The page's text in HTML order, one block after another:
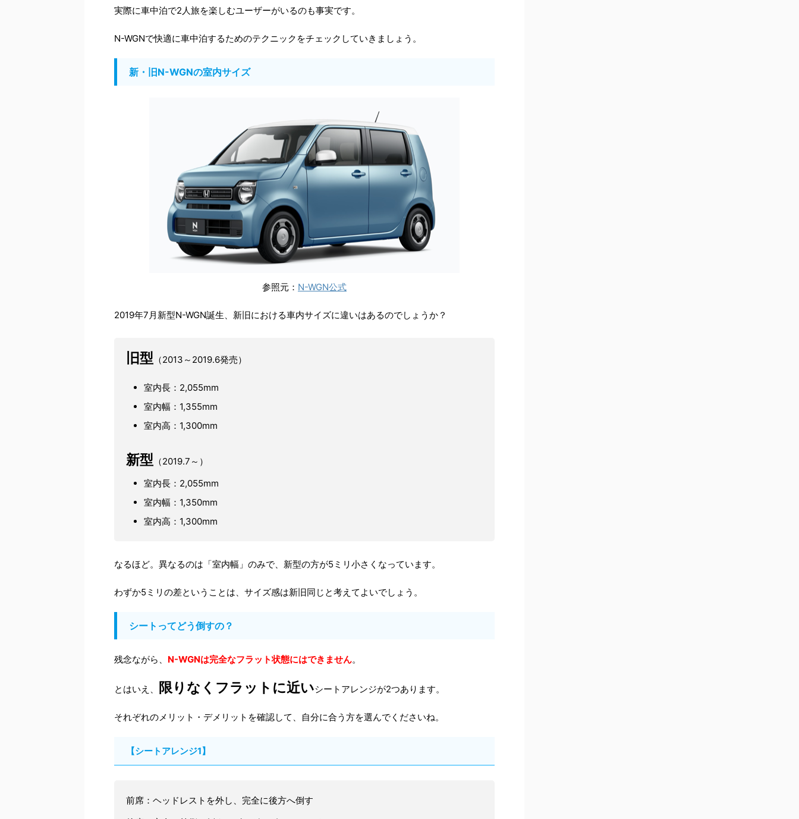
実際に車中泊で2人旅を楽しむユーザーがいるのも事実です。
N-WGNで快適に車中泊するためのテクニックをチェックしていきましょう。
新・旧N-WGNの室内サイズ
参照元： N-WGN公式
2019年7月新型N-WGN誕生、新旧における車内サイズに違いはあるのでしょうか？
旧型 （2013～2019.6発売）
室内長：2,055mm
室内幅：1,355mm
室内高：1,300mm
新型 （2019.7～）
室内長：2,055mm
室内幅：1,350mm
室内高：1,300mm
なるほど。異なるのは「室内幅」のみで、新型の方が5ミリ小さくなっています。
わずか5ミリの差ということは、サイズ感は新旧同じと考えてよいでしょう。
シートってどう倒すの？
残念ながら、 N-WGNは完全なフラット状態にはできません。
とはいえ、 限りなくフラットに近いシートアレンジが2つあります。
それぞれのメリット・デメリットを確認して、自分に合う方を選んでくださいね。
【シートアレンジ1】
前席：ヘッドレストを外し、完全に後方へ倒す